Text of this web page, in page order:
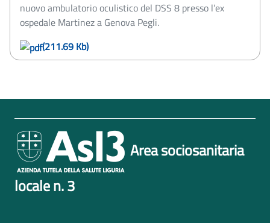
nuovo ambulatorio oculistico del DSS 8 presso l’ex
ospedale Martinez a Genova Pegli.
(211.69 Kb)
Area sociosanitaria
locale n. 3